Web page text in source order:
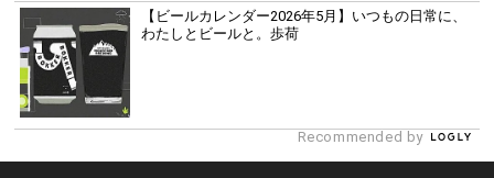
【ビールカレンダー2026年5月】いつもの日常に、
わたしとビールと。歩荷
Recommended by